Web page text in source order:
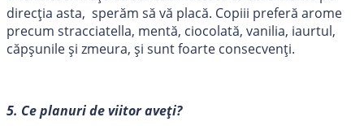
direcția asta, sperăm să vă placă. Copiii preferă arome
precum stracciatella, mentă, ciocolată, vanilia, iaurtul,
căpșunile și zmeura, şi sunt foarte consecvenţi.
5. Ce planuri de viitor aveţi?